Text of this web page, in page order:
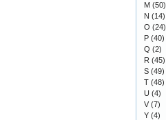
M (50)
N (14)
O (24)
P (40)
Q (2)
R (45)
S (49)
T (48)
U (4)
V (7)
Y (4)